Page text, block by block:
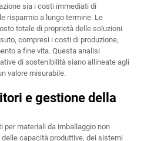
sia i costi immediati di
risparmio a lungo termine. Le
totale di proprietà delle soluzioni
compresi i costi di produzione,
a fine vita. Questa analisi
di sostenibilità siano allineate agli
valore misurabile.
e gestione della
per materiali da imballaggio non
capacità produttive, dei sistemi